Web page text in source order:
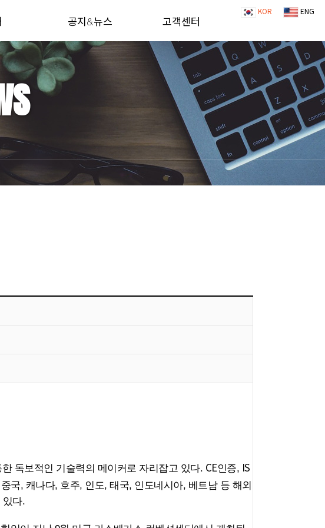
장기
장기
장기
기
공지&뉴스
공지&뉴스
고객센터
견적의뢰
AS문의
KOR ENG
독보적인 기술력의 메이커로 자리잡고 있다. CE인증, IS
국, 캐나다, 호주, 인도, 태국, 인도네시아, 베트남 등 해외
있다.